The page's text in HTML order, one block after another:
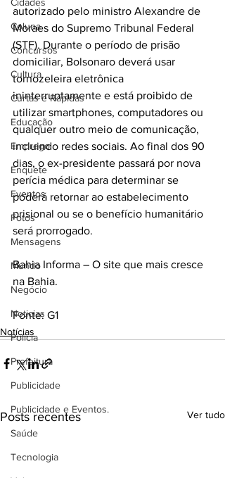
Coluna
Concursos
Cultura
Curtas e Rápidas
Educação
Emprego
Enquete
Eventos
Fotos
Mensagens
Mundo
Negócio
Noticias
Policia
Prefeitura
Publicidade
Publicidade e Eventos.
Saúde
Tecnologia
autorizado pelo ministro Alexandre de
Moraes do Supremo Tribunal Federal
(STF). Durante o período de prisão
domiciliar, Bolsonaro deverá usar
tornozeleira eletrônica
ininterruptamente e está proibido de
utilizar smartphones, computadores ou
qualquer outro meio de comunicação,
incluindo redes sociais. Ao final dos 90
dias, o ex-presidente passará por nova
perícia médica para determinar se
poderá retornar ao estabelecimento
prisional ou se o benefício humanitário
será prorrogado.
Bahia Informa – O site que mais cresce
na Bahia.
Fonte: G1
Notícias
Posts recentes Ver tudo